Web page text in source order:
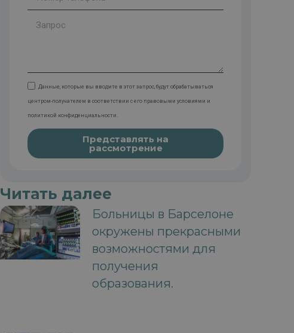
Данные, которые вы вводите в этот запрос, будут обрабатываться
центром-получателем в соответствии с его правовыми условиями и
политикой конфиденциальности.
Представлять на
рассмотрение
Читать далее
Больницы в Барселоне
окружены прекрасными
возможностями для
получения
образования.